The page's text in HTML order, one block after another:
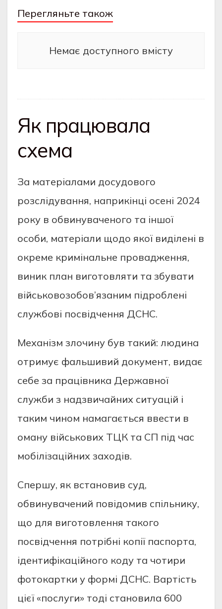
Перегляньте також
Немає доступного вмісту
Як працювала
схема
За матеріалами досудового
розслідування, наприкінці осені 2024
року в обвинуваченого та іншої
особи, матеріали щодо якої виділені в
окреме кримінальне провадження,
виник план виготовляти та збувати
військовозобов’язаним підроблені
службові посвідчення ДСНС.
Механізм злочину був такий: людина
отримує фальшивий документ, видає
себе за працівника Державної
служби з надзвичайних ситуацій і
таким чином намагається ввести в
оману військових ТЦК та СП під час
мобілізаційних заходів.
Спершу, як встановив суд,
обвинувачений повідомив спільнику,
що для виготовлення такого
посвідчення потрібні копії паспорта,
ідентифікаційного коду та чотири
фотокартки у формі ДСНС. Вартість
цієї «послуги» тоді становила 600